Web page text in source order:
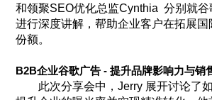
和领聚SEO优化总监Cynthia 分别就
进行深度讲解，帮助企业客户在拓展
份额。
B2B企业谷歌广告 -提升品牌影响力与销
此次分享会中，Jerry 展开讨论了